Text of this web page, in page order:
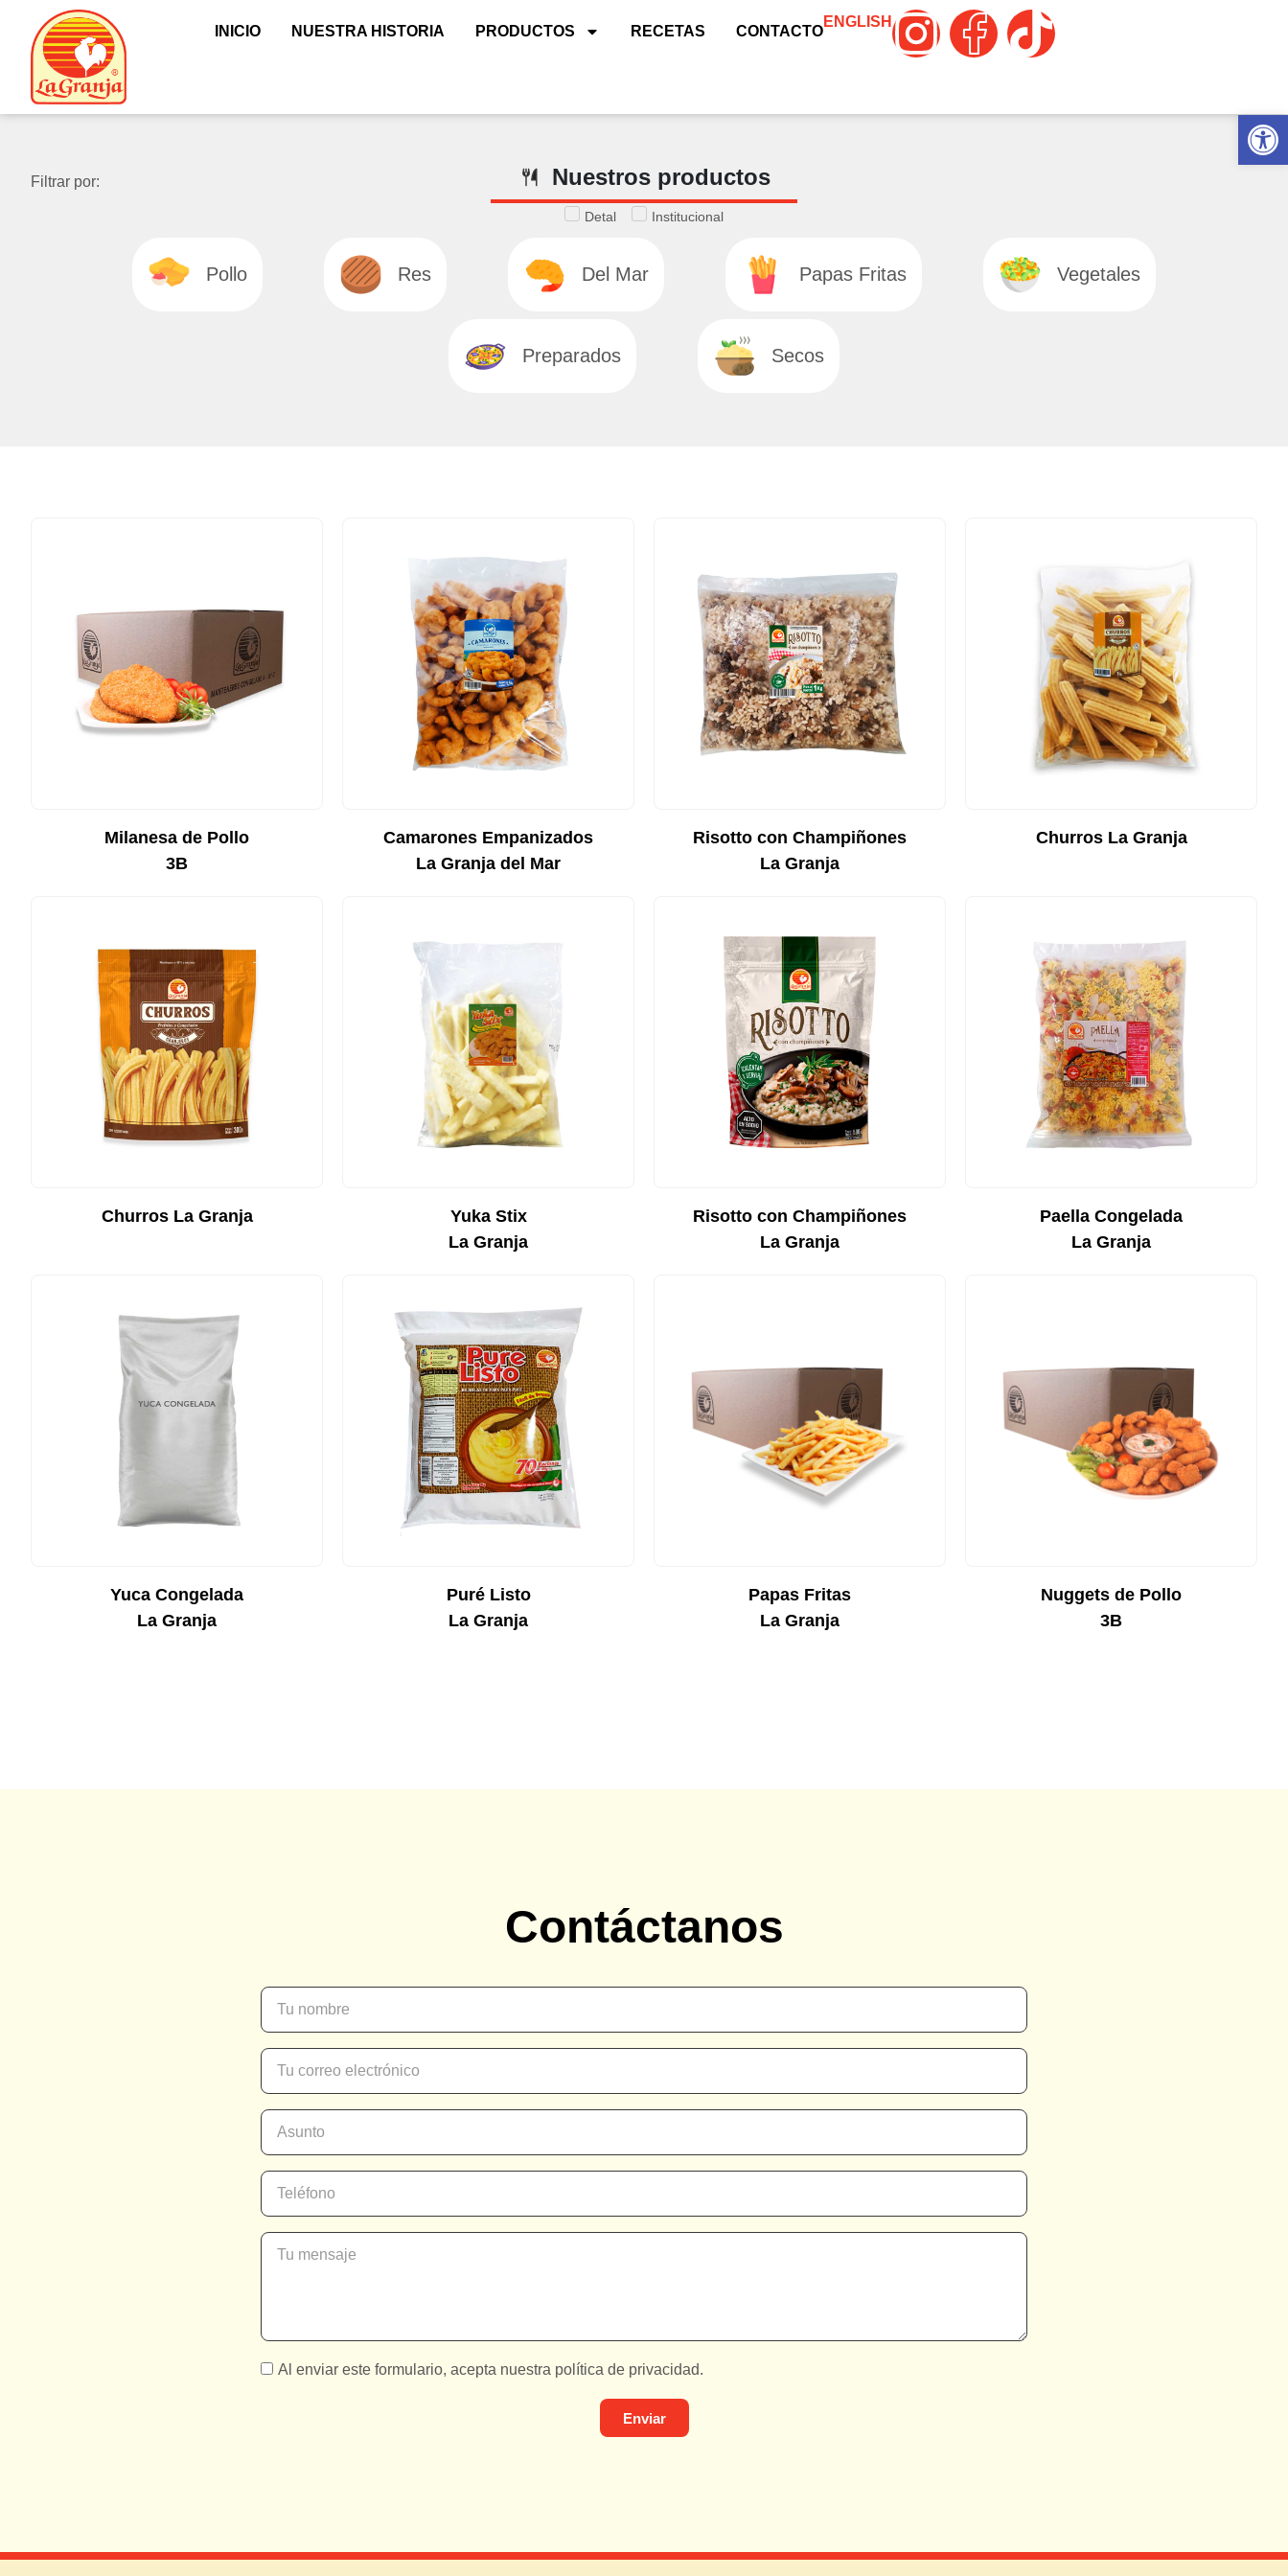
Abrir
INICIO NUESTRA HISTORIA PRODUCTOS RECETAS CONTACTO
ENGLISH
Filtrar por: Nuestros productos
Detal Institucional
Pollo Res Del Mar Papas Fritas Vegetales
Preparados Secos
Milanesa de Pollo
3B
Camarones Empanizados
La Granja del Mar
Risotto con Champiñones
La Granja
Churros La Granja
Churros La Granja
Yuka Stix
La Granja
Risotto con Champiñones
La Granja
Paella Congelada
La Granja
Yuca Congelada
La Granja
Puré Listo
La Granja
Papas Fritas
La Granja
Nuggets de Pollo
3B
Contáctanos
Al enviar este formulario, acepta nuestra política de privacidad.
Enviar